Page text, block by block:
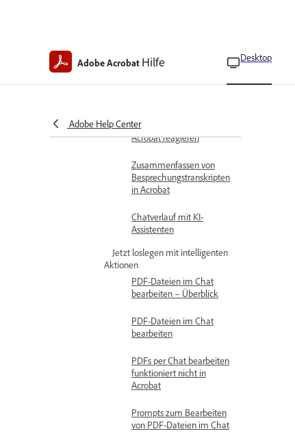
Adobe Acrobat Hilfe Desktop
Adobe Help Center
PDF zu erhalten
KI-Zusammenfassung
Auf KI-Antworten in
Acrobat reagieren
Zusammenfassen von
Besprechungstranskripten
in Acrobat
Chatverlauf mit KI-
Assistenten
Jetzt loslegen mit intelligenten
Aktionen
PDF-Dateien im Chat
bearbeiten – Überblick
PDF-Dateien im Chat
bearbeiten
PDFs per Chat bearbeiten
funktioniert nicht in
Acrobat
Prompts zum Bearbeiten
von PDF-Dateien im Chat